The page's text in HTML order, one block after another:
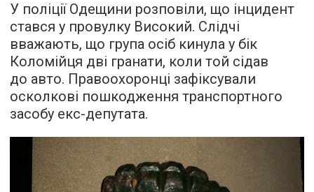
У поліції Одещини розповіли, що інцидент
стався у провулку Високий. Слідчі
вважають, що група осіб кинула у бік
Коломійця дві гранати, коли той сідав
до авто. Правоохоронці зафіксували
осколкові пошкодження транспортного
засобу екс-депутата.